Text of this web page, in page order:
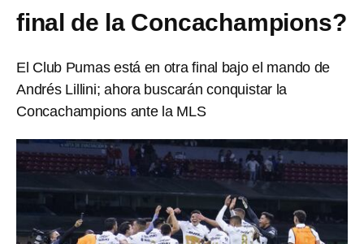
final de la Concachampions?
El Club Pumas está en otra final bajo el mando de
Andrés Lillini; ahora buscarán conquistar la
Concachampions ante la MLS